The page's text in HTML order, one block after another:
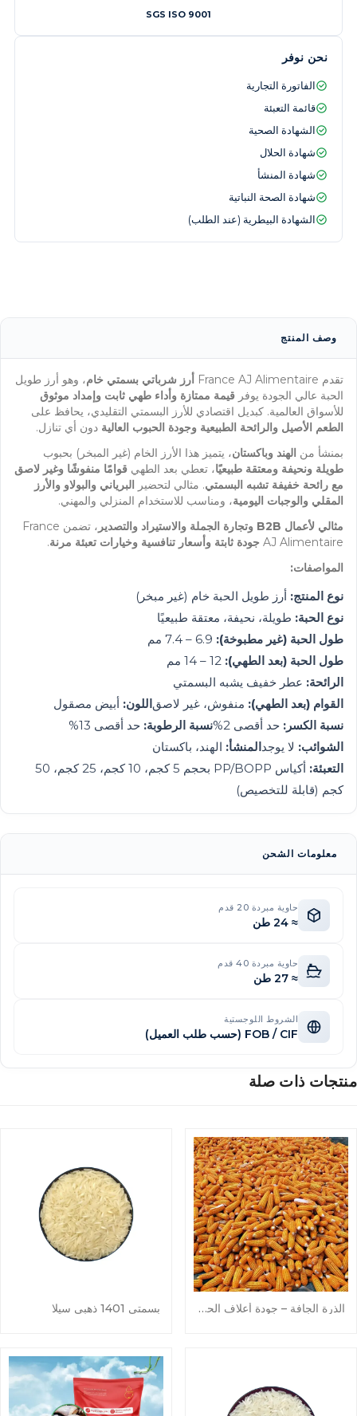
SGS ISO 9001
نحن نوفر
الفاتورة التجارية
قائمة التعبئة
الشهادة الصحية
شهادة الحلال
شهادة المنشأ
شهادة الصحة النباتية
الشهادة البيطرية (عند الطلب)
وصف المنتج
تقدم France AJ Alimentaire أرز شرباتي بسمتي خام، وهو أرز طويل
الحبة عالي الجودة يوفر قيمة ممتازة وأداء طهي ثابت وإمداد موثوق
للأسواق العالمية. كبديل اقتصادي للأرز البسمتي التقليدي، يحافظ على
الطعم الأصيل والرائحة الطبيعية وجودة الحبوب العاليةدون أي تنازل.
بمنشأ منالهند وباكستان، يتميز هذا الأرز الخام (غير المبخر) بحبوب
طويلة ونحيفة ومعتقة طبيعيًا، تعطي بعد الطهي قوامًا منفوشًا وغير لاصق
مع رائحة خفيفة تشبه البسمتي. مثالي لتحضير البرياني والبولاو والأرز
المقلي والوجبات اليومية، ومناسب للاستخدام المنزلي والمهني.
مثالي لأعمال B2B وتجارة الجملة والاستيراد والتصدير
، تضمن France
AJ Alimentaire جودة ثابتة وأسعار تنافسية وخيارات تعبئة مرنة.
المواصفات:
نوع المنتج:أرز طويل الحبة خام (غير مبخر)
نوع الحبة:طويلة، نحيفة، معتقة طبيعيًا
طول الحبة (غير مطبوخة):6.9 – 7.4 مم
طول الحبة (بعد الطهي):12 – 14 مم
الرائحة:عطر خفيف يشبه البسمتي
القوام (بعد الطهي):منفوش، غير لاصقاللون:أبيض مصقول
نسبة الكسر: حد أقصى 2% نسبة الرطوبة:حد أقصى 13%
الشوائب:لا يوجدالمنشأ:الهند، باكستان
التعبئة:
أكياس PP/BOPP بحجم 5 كجم، 10 كجم، 25 كجم، 50
كجم (قابلة للتخصيص)
معلومات الشحن
حاوية مبردة 20 قدم
≈ 24 طن
حاوية مبردة 40 قدم
≈ 27 طن
الشروط اللوجستية
FOB / CIF (حسب طلب العميل)
ذات صلة
الذرة الجافة – جودة أعلاف الحيوانات بسمتي 1401 ذهبي سيلا